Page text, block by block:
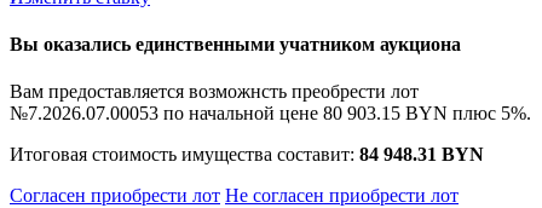
Вы оказались единственными учатником аукциона
Вам предоставляется возможнсть преобрести лот
№7.2026.07.00053 по начальной цене 80 903.15 BYN плюс 5%.
Итоговая стоимость имущества составит: 84 948.31 BYN
Согласен приобрести лот Не согласен приобрести лот